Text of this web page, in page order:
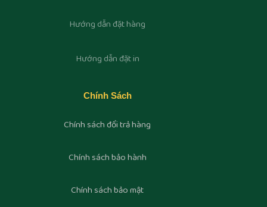
Hướng dẫn đặt hàng
Hướng dẫn đặt in
Chính Sách
Chính sách đổi trả hàng
Chính sách bảo hành
Chính sách bảo mật